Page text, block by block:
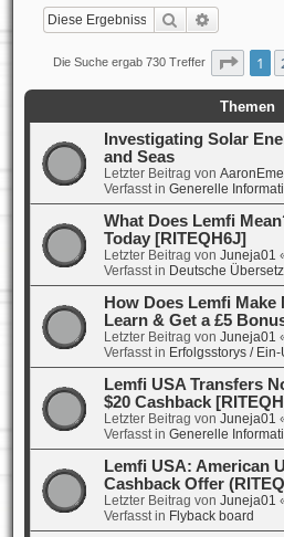
Suche
Die Suche ergab 730 Treffer Seite 1
1
Themen
Investigating Solar
and Seas
Letzter Beitrag von
Verfasst in Generelle
What Does Lemfi
Today [RITEQH6J]
Letzter Beitrag von Juneja01
Verfasst in Deutsche
How Does Lemfi Make
Learn & Get a £5
Letzter Beitrag von Juneja01
Verfasst in Erfolgsstorys /
Lemfi USA Transfers
$20 Cashback
Letzter Beitrag von Juneja01
Verfasst in Generelle
Lemfi USA: American
Cashback Offer
Letzter Beitrag von Juneja01
Verfasst in Flyback board